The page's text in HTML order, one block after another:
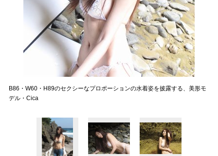
B86・W60・H89のセクシーなプロポーションの水着姿を披露する、美形モ
デル・Cica